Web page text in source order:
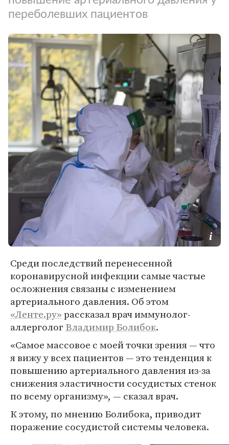
переболевших пациентов
Среди последствий перенесенной
коронавирусной инфекции самые частые
осложнения связаны с изменением
артериального давления. Об этом
«Ленте.ру»рассказал врач иммунолог-
аллерголог Владимир Болибок.
«Самое массовое с моей точки зрения — что
я вижу у всех пациентов — это тенденция к
повышению артериального давления из-за
снижения эластичности сосудистых стенок
по всему организму», — сказал врач.
К этому, по мнению Болибока, приводит
поражение сосудистой системы человека.